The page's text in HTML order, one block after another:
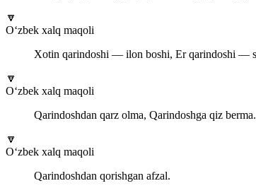
🔽
O‘zbek xalq maqoli
Xotin qarindoshi — ilon boshi, Er qarindoshi —
🔽
O‘zbek xalq maqoli
Qarindoshdan qarz olma, Qarindoshga qiz berma.
🔽
O‘zbek xalq maqoli
Qarindoshdan qorishgan afzal.